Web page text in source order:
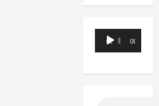
Reproductor
de
00:00 00:00